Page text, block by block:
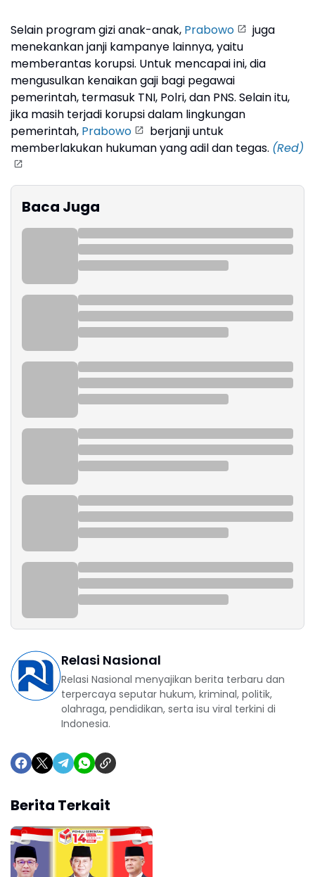
Selain program gizi anak-anak, Prabowo
juga
menekankan janji kampanye lainnya, yaitu
memberantas korupsi. Untuk mencapai ini, dia
mengusulkan kenaikan gaji bagi pegawai
pemerintah, termasuk TNI, Polri, dan PNS. Selain itu,
jika masih terjadi korupsi dalam lingkungan
pemerintah, Prabowo
berjanji untuk
memberlakukan hukuman yang adil dan tegas. (Red)
Baca Juga
Relasi Nasional
Relasi Nasional menyajikan berita terbaru dan
terpercaya seputar hukum, kriminal, politik,
olahraga, pendidikan, serta isu viral terkini di
Indonesia.
Berita Terkait